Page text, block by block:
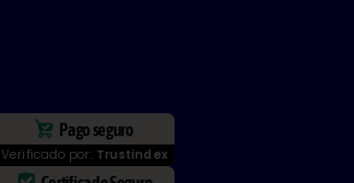
Pago seguro
Verificado por: Trustindex